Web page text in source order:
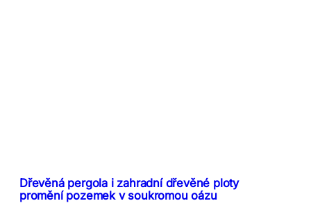
Dřevěná pergola i zahradní dřevěné ploty
promění pozemek v soukromou oázu